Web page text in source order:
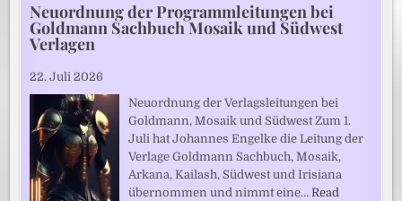
Neuordnung der Programmleitungen bei
Goldmann Sachbuch Mosaik und Südwest
Verlagen
22. Juli 2026
Neuordnung der Verlagsleitungen bei
Goldmann, Mosaik und Südwest Zum 1.
Juli hat Johannes Engelke die Leitung der
Verlage Goldmann Sachbuch, Mosaik,
Arkana, Kailash, Südwest und Irisiana
übernommen und nimmt eine…Read